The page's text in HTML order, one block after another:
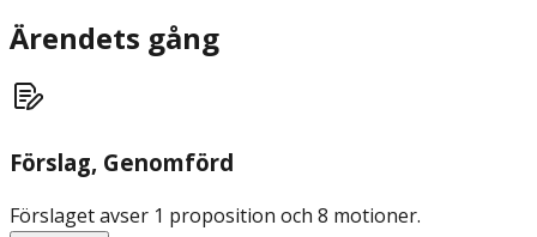
Ärendets gång
Förslag, Genomförd
Förslaget avser 1 proposition och 8 motioner.